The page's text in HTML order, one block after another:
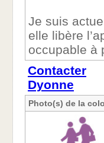
Je suis
elle libère
occupable à
Contacter
Dyonne
Photo(s) de la